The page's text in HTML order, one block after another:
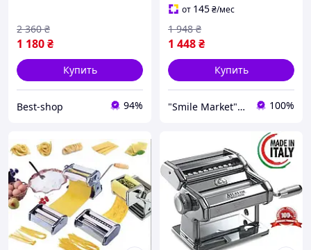
1 180₴
2 360 ₴
Купить
Best-shop 94%
от 145₴/мес
1 448₴
1 948 ₴
Купить
"Smile Market" интернет-магазин 100%